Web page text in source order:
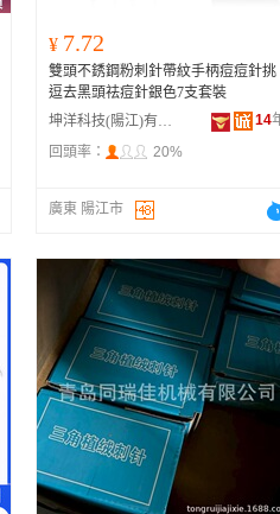
¥ 7.72
雙頭不銹鋼粉刺針帶紋手柄痘痘針挑
逗去黑頭祛痘針銀色7支套裝
坤洋科技(陽江)有限公司
14
回頭率：
20%
廣東 陽江市